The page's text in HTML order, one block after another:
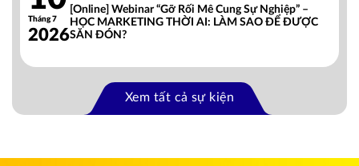
Tháng 7
2026
[Online] Webinar “Gỡ Rối Mê Cung Sự Nghiệp” –
HỌC MARKETING THỜI AI: LÀM SAO ĐỂ ĐƯỢC
SĂN ĐÓN?
Xem tất cả sự kiện